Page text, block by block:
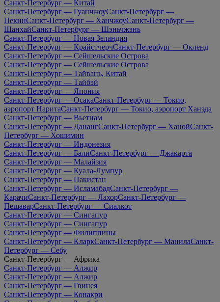
Санкт-Петербург — Китай
Санкт-Петербург — ГуанчжоуСанкт-Петербург —
ПекинСанкт-Петербург — ХанчжоуСанкт-Петербург —
ШанхайСанкт-Петербург — Шэньчжэнь
Санкт-Петербург — Новая Зеландия
Санкт-Петербург — КрайстчерчСанкт-Петербург — Окленд
Санкт-Петербург — Сейшельские Острова
Санкт-Петербург — Сейшельские Острова
Санкт-Петербург — Тайвань, Китай
Санкт-Петербург — Тайбэй
Санкт-Петербург — Япония
Санкт-Петербург — ОсакаСанкт-Петербург — Токио,
аэропорт НаритаСанкт-Петербург — Токио, аэропорт Ханэда
Санкт-Петербург — Вьетнам
Санкт-Петербург — ДанангСанкт-Петербург — ХанойСанкт-
Петербург — Хошимин
Санкт-Петербург — Индонезия
Санкт-Петербург — БалиСанкт-Петербург — Джакарта
Санкт-Петербург — Малайзия
Санкт-Петербург — Куала-Лумпур
Санкт-Петербург — Пакистан
Санкт-Петербург — ИсламабадСанкт-Петербург —
КарачиСанкт-Петербург — ЛахорСанкт-Петербург —
ПешаварСанкт-Петербург — Сиалкот
Санкт-Петербург — Сингапур
Санкт-Петербург — Сингапур
Санкт-Петербург — Филиппины
Санкт-Петербург — КларкСанкт-Петербург — МанилаСанкт-
Петербург — Себу
Санкт-Петербург — Африка
Санкт-Петербург — Алжир
Санкт-Петербург — Алжир
Санкт-Петербург — Гвинея
Санкт-Петербург — Конакри